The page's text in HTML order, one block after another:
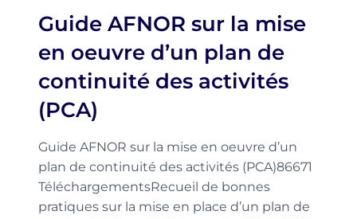
RANÇONLOGICIELS
Guide AFNOR sur la mise
en oeuvre d’un plan de
continuité des activités
(PCA)
Guide AFNOR sur la mise en oeuvre d’un
plan de continuité des activités (PCA)86671
TéléchargementsRecueil de bonnes
pratiques sur la mise en place d’un plan de